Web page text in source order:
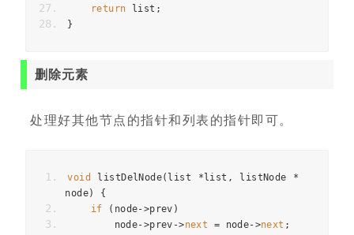
return list ;
}
删除元素
处理好其他节点的指针和列表的指针即可。
void listDelNode( list * list , listNode *
node)
{
if
( node->prev )
        node
->prev ->next = node->next ;